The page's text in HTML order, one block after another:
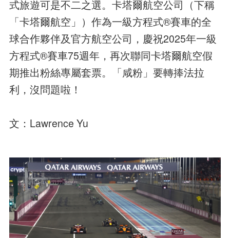
式旅遊可是不二之選。卡塔爾航空公司（下稱
「卡塔爾航空」）作為一級方程式®賽車的全
球合作夥伴及官方航空公司，慶祝2025年一級
方程式®賽車75週年，再次聯同卡塔爾航空假
期推出粉絲專屬套票。「咸粉」要轉捧法拉
利，沒問題啦！
文：Lawrence Yu